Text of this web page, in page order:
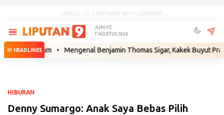
SCROLL TO CONTINUE WITH CONTENT
JUM'AT,
7 AGUSTUS 2026
HEADLINES
Hukum • Mengenal Benjamin Thomas Sigar, Kakek Buyut Prabowo
HIBURAN
Denny Sumargo: Anak Saya Bebas Pilih